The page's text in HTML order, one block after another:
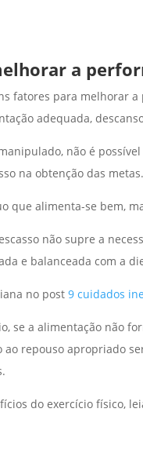
a
fatores para melhorar
adequada,
não é
na obtenção das metas.
que alimenta-se bem,
não supre a
e balanceada com a
no post9 cuidados
se a alimentação não
repouso apropriado
do exercício físico,